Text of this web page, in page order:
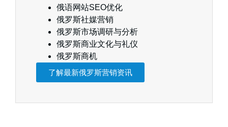
俄语网站SEO优化
俄罗斯社媒营销
俄罗斯市场调研与分析
俄罗斯商业文化与礼仪
俄罗斯商机
了解最新俄罗斯营销资讯